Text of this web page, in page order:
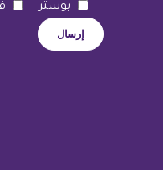
بوستر